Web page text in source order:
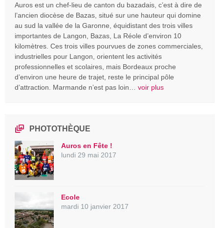
Auros est un chef-lieu de canton du bazadais, c’est à dire de
l’ancien diocèse de Bazas, situé sur une hauteur qui domine
au sud la vallée de la Garonne, équidistant des trois villes
importantes de Langon, Bazas, La Réole d’environ 10
kilomètres. Ces trois villes pourvues de zones commerciales,
industrielles pour Langon, orientent les activités
professionnelles et scolaires, mais Bordeaux proche
d’environ une heure de trajet, reste le principal pôle
d’attraction. Marmande n’est pas loin… voir plus
PHOTOTHÈQUE
Auros en Fête !
lundi 29 mai 2017
Ecole
mardi 10 janvier 2017